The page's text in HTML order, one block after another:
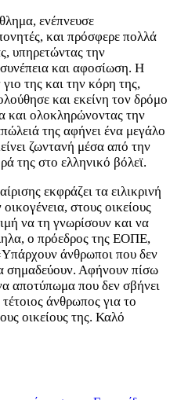
ενέπνευσε
και πρόσφερε πολλά
υπηρετώντας την
και αφοσίωση. Η
της και την κόρη της,
και εκείνη τον δρόμο
και ολοκληρώνοντας την
της αφήνει ένα μεγάλο
ζωντανή μέσα από την
της στο ελληνικό βόλεϊ.
εκφράζει τα ειλικρινή
στους οικείους
να τη γνωρίσουν και να
ο πρόεδρος της ΕΟΠΕ,
άνθρωποι που δεν
σημαδεύουν. Αφήνουν πίσω
αποτύπωμα που δεν σβήνει
άνθρωπος για το
οικείους της. Καλό